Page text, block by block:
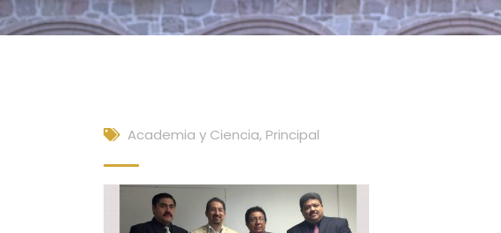
Academia y Ciencia, Principal